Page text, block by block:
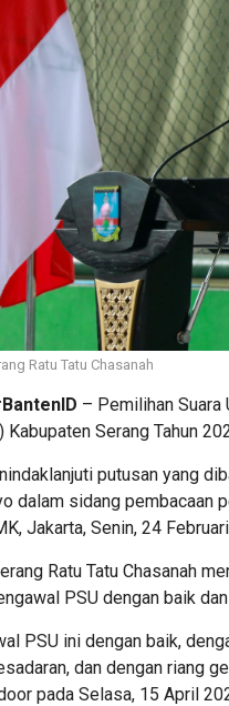
Ratu Tatu Chasanah
– Pemilihan Suara
Kabupaten Serang Tahun
putusan yang
dalam sidang pembacaan
Jakarta, Senin, 24
Ratu Tatu Chasanah
PSU dengan baik
PSU ini dengan baik,
dan dengan riang
pada Selasa, 15 April